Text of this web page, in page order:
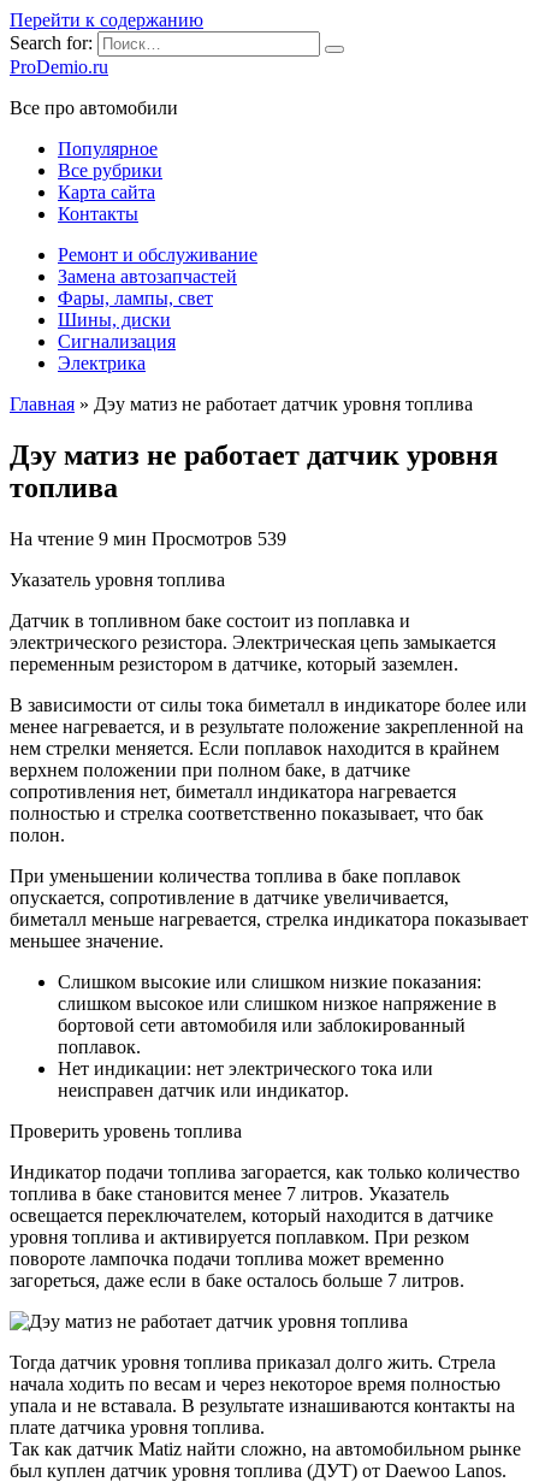
Перейти к содержанию
Search for:
ProDemio.ru
Все про автомобили
Популярное
Все рубрики
Карта сайта
Контакты
Ремонт и обслуживание
Замена автозапчастей
Фары, лампы, свет
Шины, диски
Сигнализация
Электрика
Главная » Дэу матиз не работает датчик уровня топлива
Дэу матиз не работает датчик уровня
топлива
На чтение 9 мин Просмотров 539
Указатель уровня топлива
Датчик в топливном баке состоит из поплавка и
электрического резистора. Электрическая цепь замыкается
переменным резистором в датчике, который заземлен.
В зависимости от силы тока биметалл в индикаторе более или
менее нагревается, и в результате положение закрепленной на
нем стрелки меняется. Если поплавок находится в крайнем
верхнем положении при полном баке, в датчике
сопротивления нет, биметалл индикатора нагревается
полностью и стрелка соответственно показывает, что бак
полон.
При уменьшении количества топлива в баке поплавок
опускается, сопротивление в датчике увеличивается,
биметалл меньше нагревается, стрелка индикатора показывает
меньшее значение.
Слишком высокие или слишком низкие показания:
слишком высокое или слишком низкое напряжение в
бортовой сети автомобиля или заблокированный
поплавок.
Нет индикации: нет электрического тока или
неисправен датчик или индикатор.
Проверить уровень топлива
Индикатор подачи топлива загорается, как только количество
топлива в баке становится менее 7 литров. Указатель
освещается переключателем, который находится в датчике
уровня топлива и активируется поплавком. При резком
повороте лампочка подачи топлива может временно
загореться, даже если в баке осталось больше 7 литров.
Тогда датчик уровня топлива приказал долго жить. Стрела
начала ходить по весам и через некоторое время полностью
упала и не вставала. В результате изнашиваются контакты на
плате датчика уровня топлива.
Так как датчик Matiz найти сложно, на автомобильном рынке
был куплен датчик уровня топлива (ДУТ) от Daewoo Lanos.